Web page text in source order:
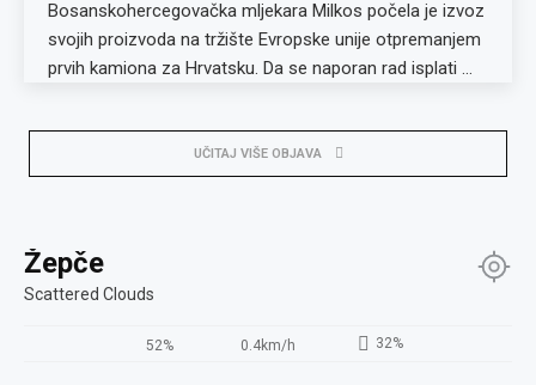
Bosanskohercegovačka mljekara Milkos počela je izvoz
svojih proizvoda na tržište Evropske unije otpremanjem
prvih kamiona za Hrvatsku. Da se naporan rad isplati …
UČITAJ VIŠE OBJAVA
Žepče
Scattered Clouds
52% 0.4km/h 32%